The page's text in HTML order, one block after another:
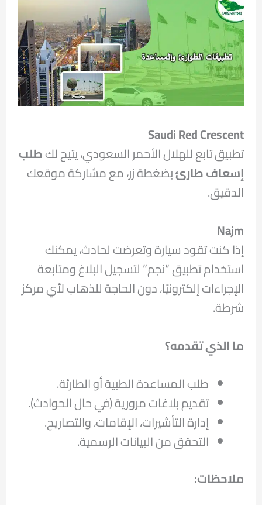
Saudi Red Crescent
تطبيق تابع للهلال الأحمر السعودي، يتيح لكطلب
إسعاف طارئبضغطة زر، مع مشاركة موقعك
الدقيق.
Najm
إذا كنت تقود سيارة وتعرضت لحادث، يمكنك
استخدام تطبيق “نجم” لتسجيل البلاغ ومتابعة
الإجراءات إلكترونيًا، دون الحاجة للذهاب لأي مركز
شرطة.
ما الذي تقدمه؟
طلب المساعدة الطبية أو الطارئة.
تقديم بلاغات مرورية (في حال الحوادث).
إدارة التأشيرات، الإقامات، والتصاريح.
التحقق من البيانات الرسمية.
ملاحظات: